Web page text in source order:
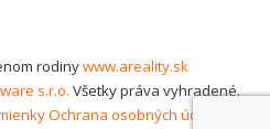
rodinywww.areality.sk
s.r.o. Všetky práva vyhradené.
Ochrana osobných údajov